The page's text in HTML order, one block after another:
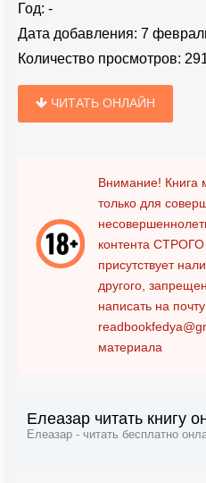
Год: -
Дата добавления: 7
Количество просмотров:
ЧИТАТЬ ОНЛАЙН
Внимание! Книга
только для
контента
присутствует
другого,
написать на почту
материала
Елеазар читать книгу
Елеазар - читать бесплатно